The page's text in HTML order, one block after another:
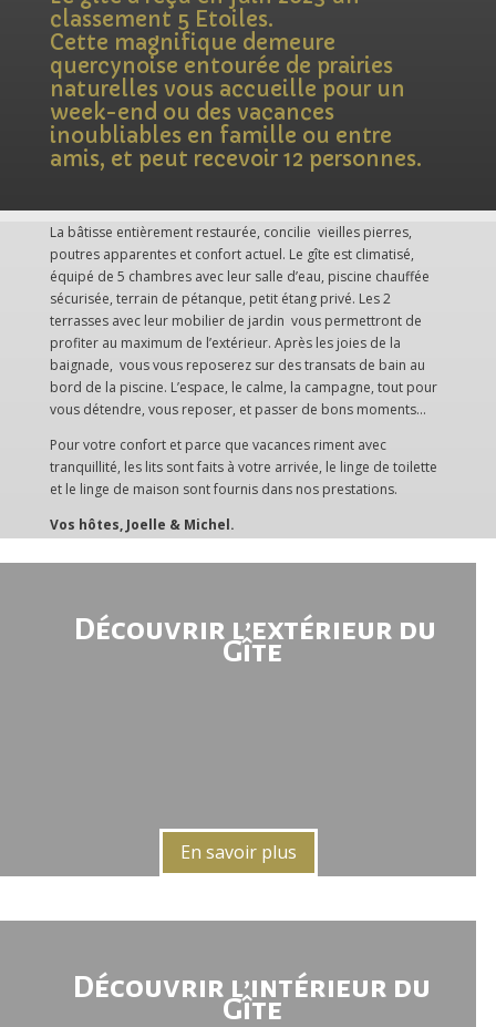
classement 5 Etoiles.
Cette magnifique demeure
quercynoise entourée de prairies
naturelles vous accueille pour un
week-end ou des vacances
inoubliables en famille ou entre
amis, et peut recevoir 12 personnes.
La bâtisse entièrement restaurée, concilie vieilles pierres,
poutres apparentes et confort actuel. Le gîte est climatisé,
équipé de 5 chambres avec leur salle d’eau, piscine chauffée
sécurisée, terrain de pétanque, petit étang privé. Les 2
terrasses avec leur mobilier de jardin vous permettront de
profiter au maximum de l’extérieur. Après les joies de la
baignade, vous vous reposerez sur des transats de bain au
bord de la piscine. L’espace, le calme, la campagne, tout pour
vous détendre, vous reposer, et passer de bons moments…
Pour votre confort et parce que vacances riment avec
tranquillité, les lits sont faits à votre arrivée, le linge de toilette
et le linge de maison sont fournis dans nos prestations.
Vos hôtes, Joelle & Michel.
Découvrir l’extérieur du
Gîte
En savoir plus
Découvrir l’intérieur du
Gîte